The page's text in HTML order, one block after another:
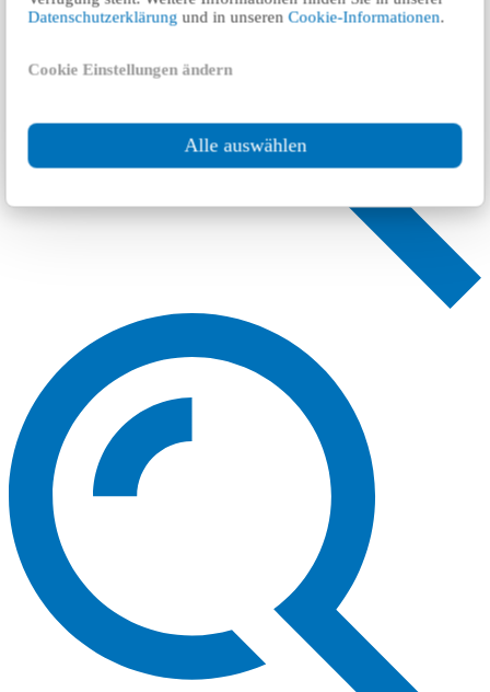
Datenschutzerklärung und in unserenCookie-Informationen.
Cookie Einstellungen ändern
Alle auswählen